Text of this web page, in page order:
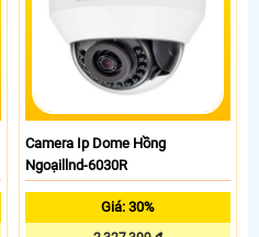
Camera Ip Dome Hồng
Ngoạillnd-6030R
Giá: 30%